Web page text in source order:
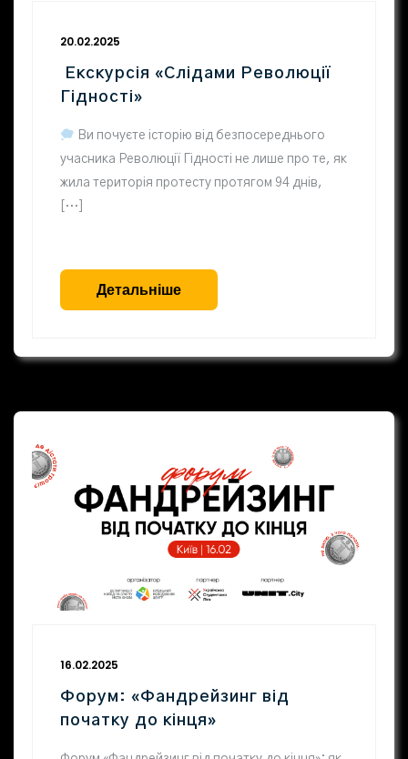
20.02.2025
Екскурсія «Слідами Революції
Гідності»
Ви почуєте історію від безпосереднього
учасника Революції Гідності не лише про те, як
жила територія протесту протягом 94 днів,
[…]
Детальніше
16.02.2025
Форум: «Фандрейзинг від
початку до кінця»